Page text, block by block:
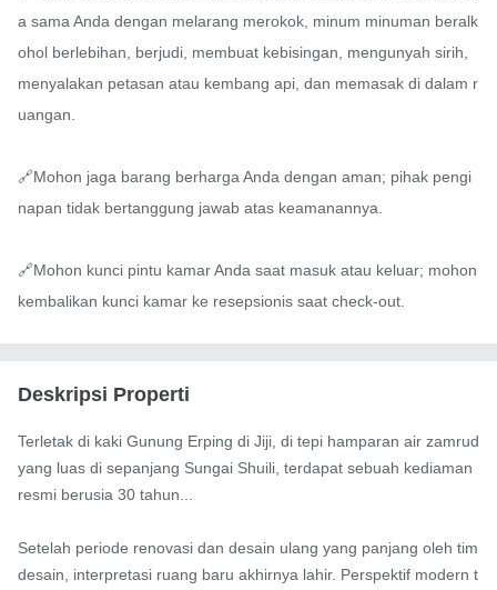
a sama Anda dengan melarang merokok, minum minuman beralk
ohol berlebihan, berjudi, membuat kebisingan, mengunyah sirih,
menyalakan petasan atau kembang api, dan memasak di dalam r
uangan.
🔗Mohon jaga barang berharga Anda dengan aman; pihak pengi
napan tidak bertanggung jawab atas keamanannya.
🔗Mohon kunci pintu kamar Anda saat masuk atau keluar; mohon
kembalikan kunci kamar ke resepsionis saat check-out.
Deskripsi Properti
Terletak di kaki Gunung Erping di Jiji, di tepi hamparan air zamrud
yang luas di sepanjang Sungai Shuili, terdapat sebuah kediaman
resmi berusia 30 tahun...
Setelah periode renovasi dan desain ulang yang panjang oleh tim
desain, interpretasi ruang baru akhirnya lahir. Perspektif modern t